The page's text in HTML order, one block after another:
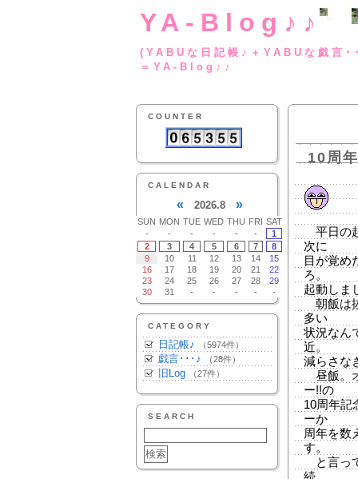
YA-Blog♪♪
(YABUな日記帳♪
＝YA-Blog♪♪
COUNTER
CALENDAR
« 2026.8 »
SUN MON TUE WED THU FRI SAT
-
- - - - -
1
2
3 4 5 6 7
8
9
10 11 12 13 14
15
16
17 18 19 20 21
22
23
24 25 26 27 28
29
30
31 - - - - -
CATEGORY
日記帳♪ （5974件）
戯言･･･♪ （28件）
旧Log （27件）
SEARCH
10周
平日の
次に
目が覚め
ろ。
起動しま
朝飯は
多い
状況なん
近。
減らさな
昼飯。
ー!!の
10周年記
ーか
周年を数
す。
と言っ